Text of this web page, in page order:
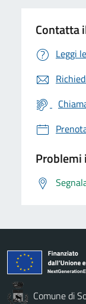
Contatta
Leggi
Problemi
Comune di